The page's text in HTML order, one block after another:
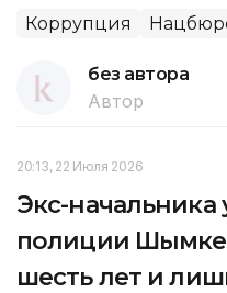
Коррупция
без автора
Автор
20:13, 22 Июля 2026
Экс-начальника
полиции
шесть лет и